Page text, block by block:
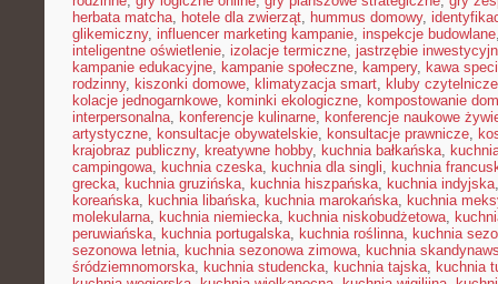
herbata matcha, hotele dla zwierząt, hummus domowy,
glikemiczny, influencer marketing kampanie, inspekcje budowlane
inteligentne oświetlenie, izolacje termiczne, jastrzębie
kampanie edukacyjne, kampanie społeczne, kampery, kawa
rodzinny, kiszonki domowe, klimatyzacja smart, kluby czytelnicze
kolacje jednogarnkowe, kominki ekologiczne, kompostowanie
interpersonalna, konferencje kulinarne, konferencje naukowe
artystyczne, konsultacje obywatelskie, konsultacje prawnicze,
krajobraz publiczny, kreatywne hobby, kuchnia bałkańska,
campingowa, kuchnia czeska, kuchnia dla singli, kuchnia
grecka, kuchnia gruzińska, kuchnia hiszpańska, kuchnia indyjska
koreańska, kuchnia libańska, kuchnia marokańska, kuchnia
molekularna, kuchnia niemiecka, kuchnia niskobudżetowa,
peruwiańska, kuchnia portugalska, kuchnia roślinna, kuchnia
sezonowa letnia, kuchnia sezonowa zimowa, kuchnia
śródziemnomorska, kuchnia studencka, kuchnia tajska, kuchnia